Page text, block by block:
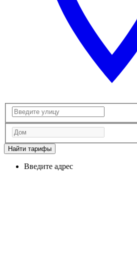
Найти тарифы
Введите адрес